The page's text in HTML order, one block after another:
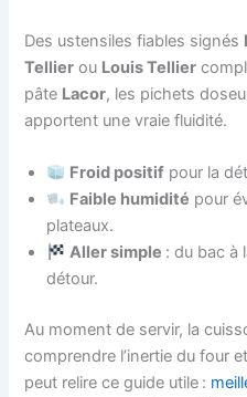
Des ustensiles fiables signés
Tellier ou Louis Tellier
pâte Lacor, les pichets
apportent une vraie fluidité.
Froid positif pour la
Faible humidité pour
plateaux.
Aller simple : du bac à
détour.
Au moment de servir, la
comprendre l’inertie du four
peut relire ce guide utile :